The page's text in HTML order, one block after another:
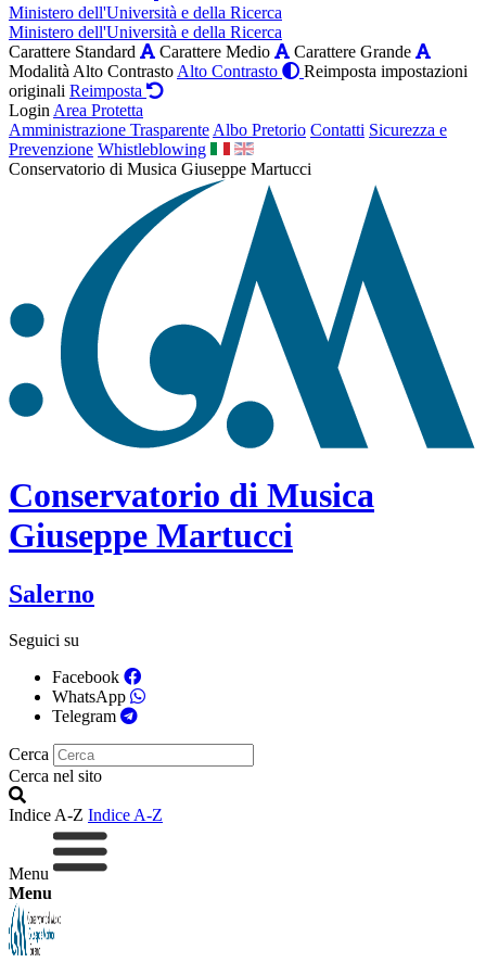
Ministero dell'Università e della Ricerca
Ministero dell'Università e della Ricerca
Carattere Standard
Carattere Medio
Carattere Grande
Modalità Alto Contrasto Alto Contrasto
Reimposta impostazioni
originali Reimposta
Login Area Protetta
Amministrazione Trasparente Albo Pretorio Contatti Sicurezza e
Prevenzione Whistleblowing
Conservatorio di Musica Giuseppe Martucci
Conservatorio di Musica
Giuseppe Martucci
Salerno
Seguici su
Facebook
WhatsApp
Telegram
Cerca
Cerca nel sito
Indice A-Z Indice A-Z
Menu
Menu